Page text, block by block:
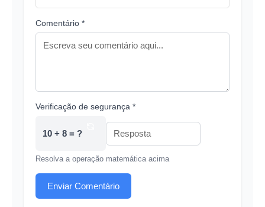
Comentário *
Verificação de segurança *
10 + 8 = ?
Resolva a operação matemática acima
Enviar Comentário